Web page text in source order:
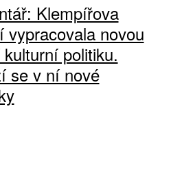
Klempířova
vypracovala novou
politiku.
se v ní nové